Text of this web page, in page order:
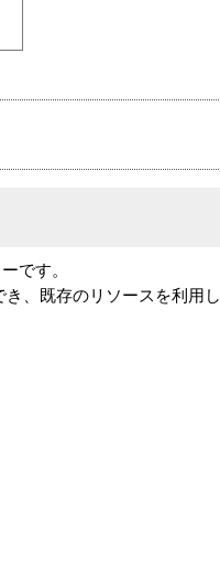
です。
、既存のリソースを利用し